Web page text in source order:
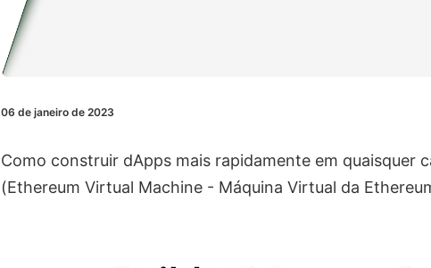
06 de janeiro de 2023
Como construir dApps mais rapidamente em quaisquer
(Ethereum Virtual Machine - Máquina Virtual da